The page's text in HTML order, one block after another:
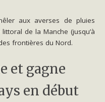
aux averses de pluies
de la Manche (jusqu’à
frontières du Nord.
et gagne
en début